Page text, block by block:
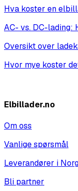
Hva koster en
AC- vs. DC-lading:
Oversikt over
Hvor mye koster
Elbillader.no
Om oss
Vanlige spørsmål
Leverandører i
Bli partner